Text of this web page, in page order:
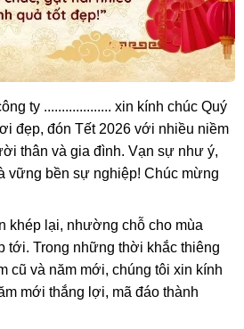
ty ................... xin kính chúc Quý
đẹp, đón Tết 2026 với nhiều niềm
thân và gia đình. Vạn sự như ý,
vững bền sự nghiệp! Chúc mừng
khép lại, nhường chỗ cho mùa
tới. Trong những thời khắc thiêng
cũ và năm mới, chúng tôi xin kính
mới thắng lợi, mã đáo thành